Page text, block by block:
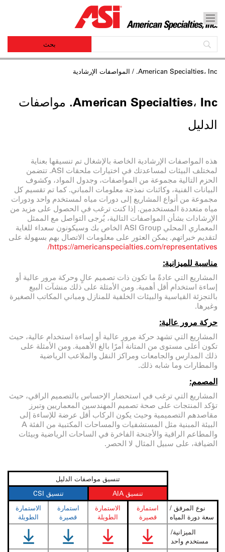
American Specialties، Inc. / المواصفات الإرشادية
American Specialties، Inc. مواصفات
الدليل
هذه المواصفات الإرشادية الخاصة بالإشغال تم تنسيقها بعناية
لمختلف البيئات لمساعدتك في اختيارات ملحقات ASI. تتضمن
الحزم التالية مجموعة من المواصفات، وجدول المواد، وكشوف
البيانات الفنية، وكائنات نمذجة معلومات المباني. كما تم تقسيم كل
مجموعة من أنواع المشاريع إلى دورات مياه لمستخدم واحد ودورات
مياه متعددة المستخدمين. إذا كنت ترغب في الحصول على مزيد من
الإرشادات بشأن المواصفات التالية، يُرجى التواصل مع الممثل
المعماري المحلي ASI Group الخاص بك وسيكونون سعداء للغاية
لتقديم خبراتهم. يمكن العثور على معلومات الاتصال بهم بسهولة على
https://americanspecialties.com/representatives/
مناسبة للميزانية:
المشاريع التي عادةً ما تكون ذات تصميم عالٍ وحركة مرور عالية أو
إساءة استخدام أقل أهمية. ومن الأمثلة على ذلك منشآت البيع
بالتجزئة القياسية والبيئات الخلفية للمنازل ومباني المكاتب الصغيرة
وغيرها.
حركة مرور عالية:
المشاريع التي تشهد حركة مرور عالية أو إساءة استخدام عالية، حيث
تكون أعلى مستوى من المتانة أمرًا بالغ الأهمية. ومن الأمثلة على
ذلك المدارس والجامعات ومراكز النقل والملاعب الرياضية
والمطارات وما شابه ذلك.
المصمم:
المشاريع التي ترغب في استحضار الإحساس بالتصميم الراقي، حيث
تؤكد المنتجات على صحة تصميم المهندسين المعماريين وتبرز
مقاصدهم التصميمية وحيث يكون الركاب أقل عرضة للإساءة إلى
البيئة المبنية مثل المستشفيات والمساحات المكتبية من الفئة A
والمطاعم الراقية والأجنحة الفاخرة في الساحات الرياضية وبيئات
الضيافة، على سبيل المثال لا الحصر.
تنسيق مواصفات الدليل
تنسيق AIA
تنسيق CSI
نوع المرفق /
سعة دورة المياه
استمارة
قصيرة
الاستمارة
الطويلة
استمارة
قصيرة
الاستمارة
الطويلة
الميزانية/
مستخدم واحد